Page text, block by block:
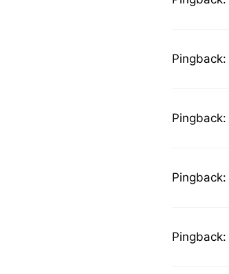
Pingback:
Pingback:
Pingback:
Pingback: